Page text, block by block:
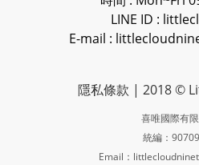
LINE ID :
E-mail :
隱私條款 | 2018 ©
喜唯國際有
統編：
Email：